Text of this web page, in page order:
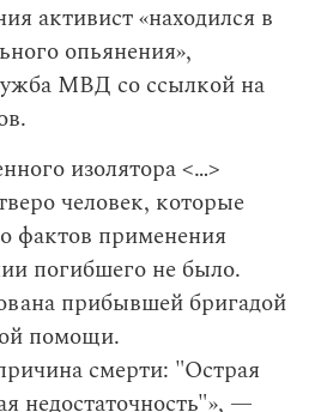
активист «находился в
опьянения»,
МВД cо ссылкой на
изолятора <…>
человек, которые
фактов применения
погибшего не было.
прибывшей бригадой
помощи.
смерти: "Острая
недостаточность"», —